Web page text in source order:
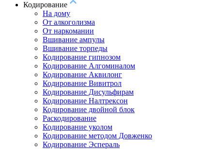
Кодирование
На дому
От алкоголизма
От наркомании
Вшивание ампулы
Вшивание торпеды
Кодирование гипнозом
Кодирование Алгоминалом
Кодирование Аквилонг
Кодирование Вивитрол
Кодирование Дисульфирам
Кодирование Налтрексон
Кодирование двойной блок
Раскодирование
Кодирование уколом
Кодирование методом Довженко
Кодирование Эспераль